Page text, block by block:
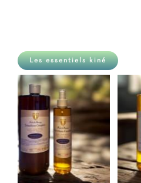
SUR
LA
PAGE
Les essentiels kiné
Huile de Massage
CE
PRODUIT
A
PLUSIEURS